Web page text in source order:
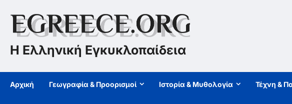
content
Η Ελληνική Εγκυκλοπαίδεια
Αρχική Γεωγραφία & Προορισμοί Ιστορία & Μυθολογία Τέχνη &